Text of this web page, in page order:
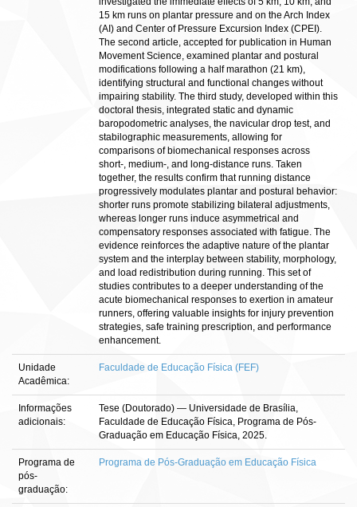
15 km runs on plantar pressure and on the Arch Index
(AI) and Center of Pressure Excursion Index (CPEI).
The second article, accepted for publication in Human
Movement Science, examined plantar and postural
modifications following a half marathon (21 km),
identifying structural and functional changes without
impairing stability. The third study, developed within this
doctoral thesis, integrated static and dynamic
baropodometric analyses, the navicular drop test, and
stabilographic measurements, allowing for
comparisons of biomechanical responses across
short-, medium-, and long-distance runs. Taken
together, the results confirm that running distance
progressively modulates plantar and postural behavior:
shorter runs promote stabilizing bilateral adjustments,
whereas longer runs induce asymmetrical and
compensatory responses associated with fatigue. The
evidence reinforces the adaptive nature of the plantar
system and the interplay between stability, morphology,
and load redistribution during running. This set of
studies contributes to a deeper understanding of the
acute biomechanical responses to exertion in amateur
runners, offering valuable insights for injury prevention
strategies, safe training prescription, and performance
enhancement.
Unidade
Acadêmica:
Faculdade de Educação Física (FEF)
Informações
adicionais:
Tese (Doutorado) — Universidade de Brasília,
Faculdade de Educação Física, Programa de Pós-
Graduação em Educação Física, 2025.
Programa de
pós-
graduação:
Programa de Pós-Graduação em Educação Física